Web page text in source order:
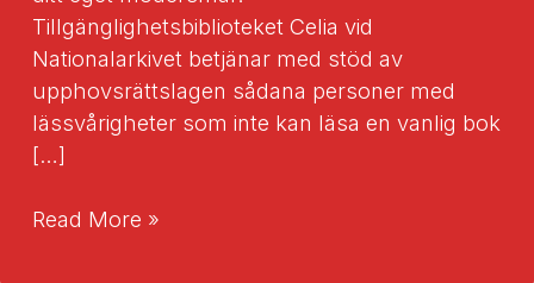
Tillgänglighetsbiblioteket Celia vid
Nationalarkivet betjänar med stöd av
upphovsrättslagen sådana personer med
lässvårigheter som inte kan läsa en vanlig bok
[…]
Tillgänglig
Read More »